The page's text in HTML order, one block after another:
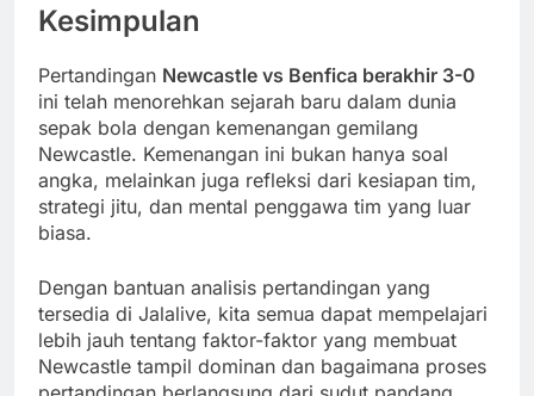
Kesimpulan
Pertandingan Newcastle vs Benfica berakhir 3-0
ini telah menorehkan sejarah baru dalam dunia
sepak bola dengan kemenangan gemilang
Newcastle. Kemenangan ini bukan hanya soal
angka, melainkan juga refleksi dari kesiapan tim,
strategi jitu, dan mental penggawa tim yang luar
biasa.
Dengan bantuan analisis pertandingan yang
tersedia di Jalalive, kita semua dapat mempelajari
lebih jauh tentang faktor-faktor yang membuat
Newcastle tampil dominan dan bagaimana proses